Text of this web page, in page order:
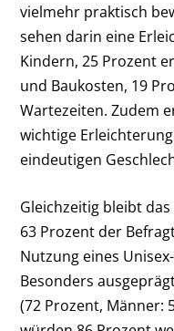
vielmehr praktisch
sehen darin eine
Kindern, 25 Prozent
und Baukosten, 19
Wartezeiten. Zudem
wichtige
eindeutigen
Gleichzeitig bleibt
63 Prozent der
Nutzung eines
Besonders
(72 Prozent, Männer: